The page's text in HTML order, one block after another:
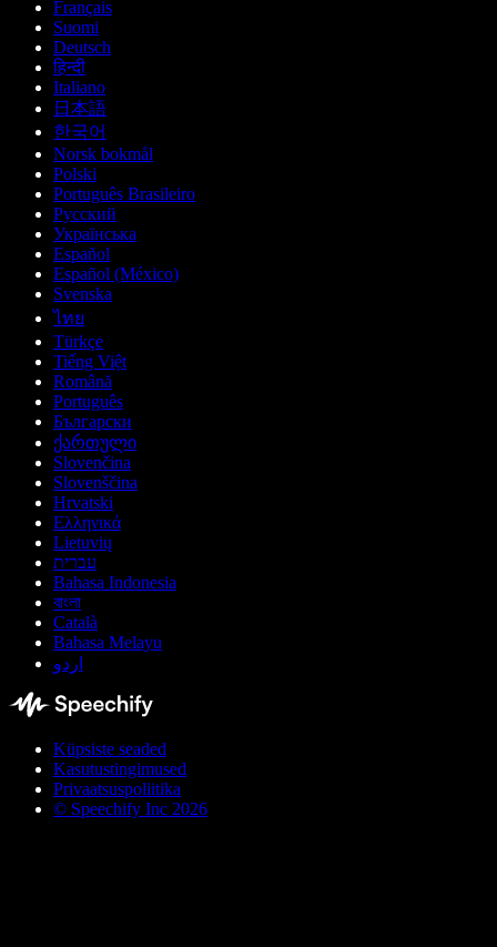
Français
Suomi
Deutsch
हिन्दी
Italiano
日本語
한국어
Norsk bokmål
Polski
Português Brasileiro
Русский
Українська
Español
Español (México)
Svenska
ไทย
Türkçe
Tiếng Việt
Română
Português
Български
ქართული
Slovenčina
Slovenščina
Hrvatski
Ελληνικά
Lietuvių
עברית
Bahasa Indonesia
বাংলা
Català
Bahasa Melayu
اردو
Küpsiste seaded
Kasutustingimused
Privaatsuspoliitika
© Speechify Inc 2026